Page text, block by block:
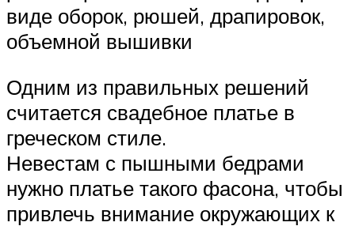
виде оборок, рюшей, драпировок,
объемной вышивки
Одним из правильных решений
считается свадебное платье в
греческом стиле.
Невестам с пышными бедрами
нужно платье такого фасона, чтобы
привлечь внимание окружающих к